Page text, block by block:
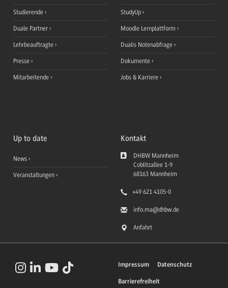
Studierende
Duale Partner
Lehrbeauftragte
Presse
Mitarbeitende
StudyUp
Moodle Lernplattform
Dualis Notenabfrage
Dokumente
Jobs & Karriere
Up to date
News
Veranstaltungen
Kontakt
DHBW Mannheim
Coblitzallee 1-9
68163 Mannheim
+49 621 4105-0
info.ma@dhbw.de
Anfahrt
Impressum Datenschutz
Barrierefreiheit